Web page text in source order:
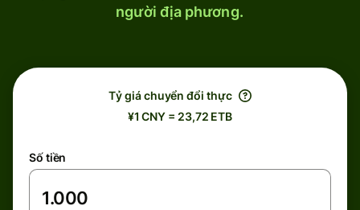
người địa phương.
Tỷ giá chuyển đổi thực
¥1 CNY = 23,72 ETB
Số tiền